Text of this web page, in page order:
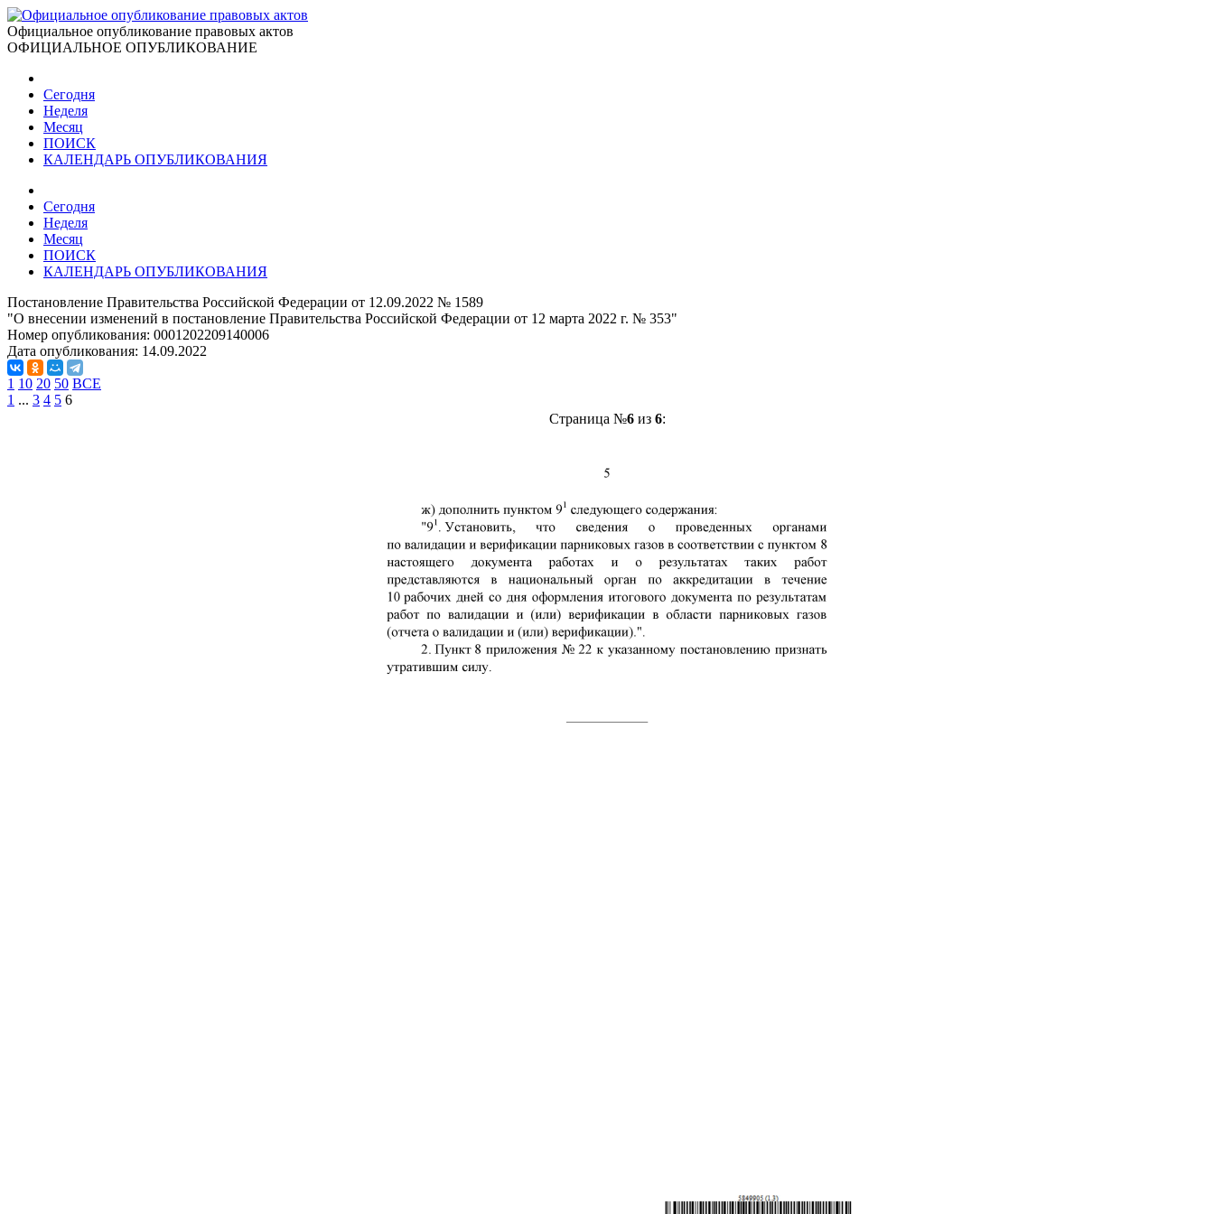
Официальное опубликование правовых актов
ОФИЦИАЛЬНОЕ ОПУБЛИКОВАНИЕ
Сегодня
Неделя
Месяц
ПОИСК
КАЛЕНДАРЬ ОПУБЛИКОВАНИЯ
Сегодня
Неделя
Месяц
ПОИСК
КАЛЕНДАРЬ ОПУБЛИКОВАНИЯ
Постановление Правительства Российской Федерации от 12.09.2022 № 1589
"О внесении изменений в постановление Правительства Российской Федерации от 12 марта 2022 г. № 353"
Номер опубликования: 0001202209140006
Дата опубликования: 14.09.2022
1 10 20 50 ВСЕ
1 ... 3 4 5 6
Страница №6из 6: